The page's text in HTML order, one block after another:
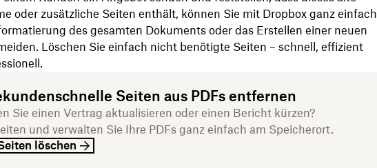
oder zusätzliche Seiten enthält, können Sie mit Dropbox ganz einfach
des gesamten Dokuments oder das Erstellen einer neuen
Löschen Sie einfach nicht benötigte Seiten – schnell, effizient
Seiten aus PDFs entfernen
Sie einen Vertrag aktualisieren oder einen Bericht kürzen?
und verwalten Sie Ihre PDFs ganz einfach am Speicherort.
löschen